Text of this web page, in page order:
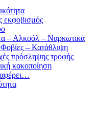
εκφοβισμός
– Αλκοόλ – Ναρκωτικά
– Κατάθλιψη
πρόσληψης τροφής
κακοποίηση